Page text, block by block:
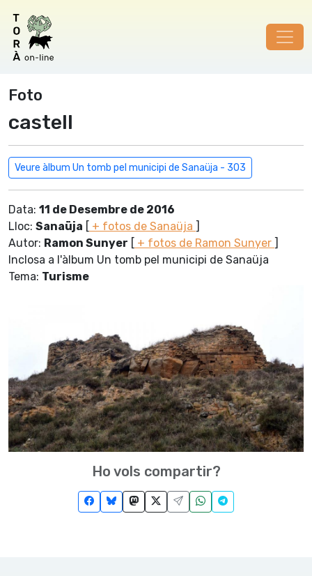
Foto
castell
Veure àlbum Un tomb pel municipi de Sanaüja - 303
Data: 11 de Desembre de 2016
Lloc: Sanaüja [ + fotos de Sanaüja ]
Autor: Ramon Sunyer [ + fotos de Ramon Sunyer ]
Inclosa a l'àlbum Un tomb pel municipi de Sanaüja
Tema: Turisme
Ho vols compartir?